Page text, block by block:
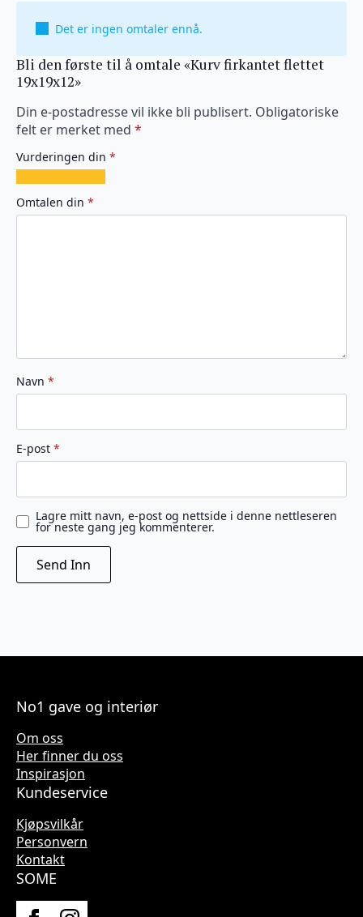
Det er ingen omtaler ennå.
Bli den første til å omtale «Kurv firkantet flettet
19x19x12»
Din e-postadresse vil ikke bli publisert. Obligatoriske
felt er merket med *
Vurderingen din *
av
5
av
5
av
5
av
5
av
5
Omtalen din *
Navn *
E-post *
Lagre mitt navn, e-post og nettside i denne nettleseren
for neste gang jeg kommenterer.
No1 gave og interiør
Om oss
Her finner du oss
Inspirasjon
Kundeservice
Kjøpsvilkår
Personvern
Kontakt
SOME